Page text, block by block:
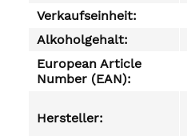
Verkaufseinheit:
Alkoholgehalt:
European Article
Number (EAN):
Hersteller: